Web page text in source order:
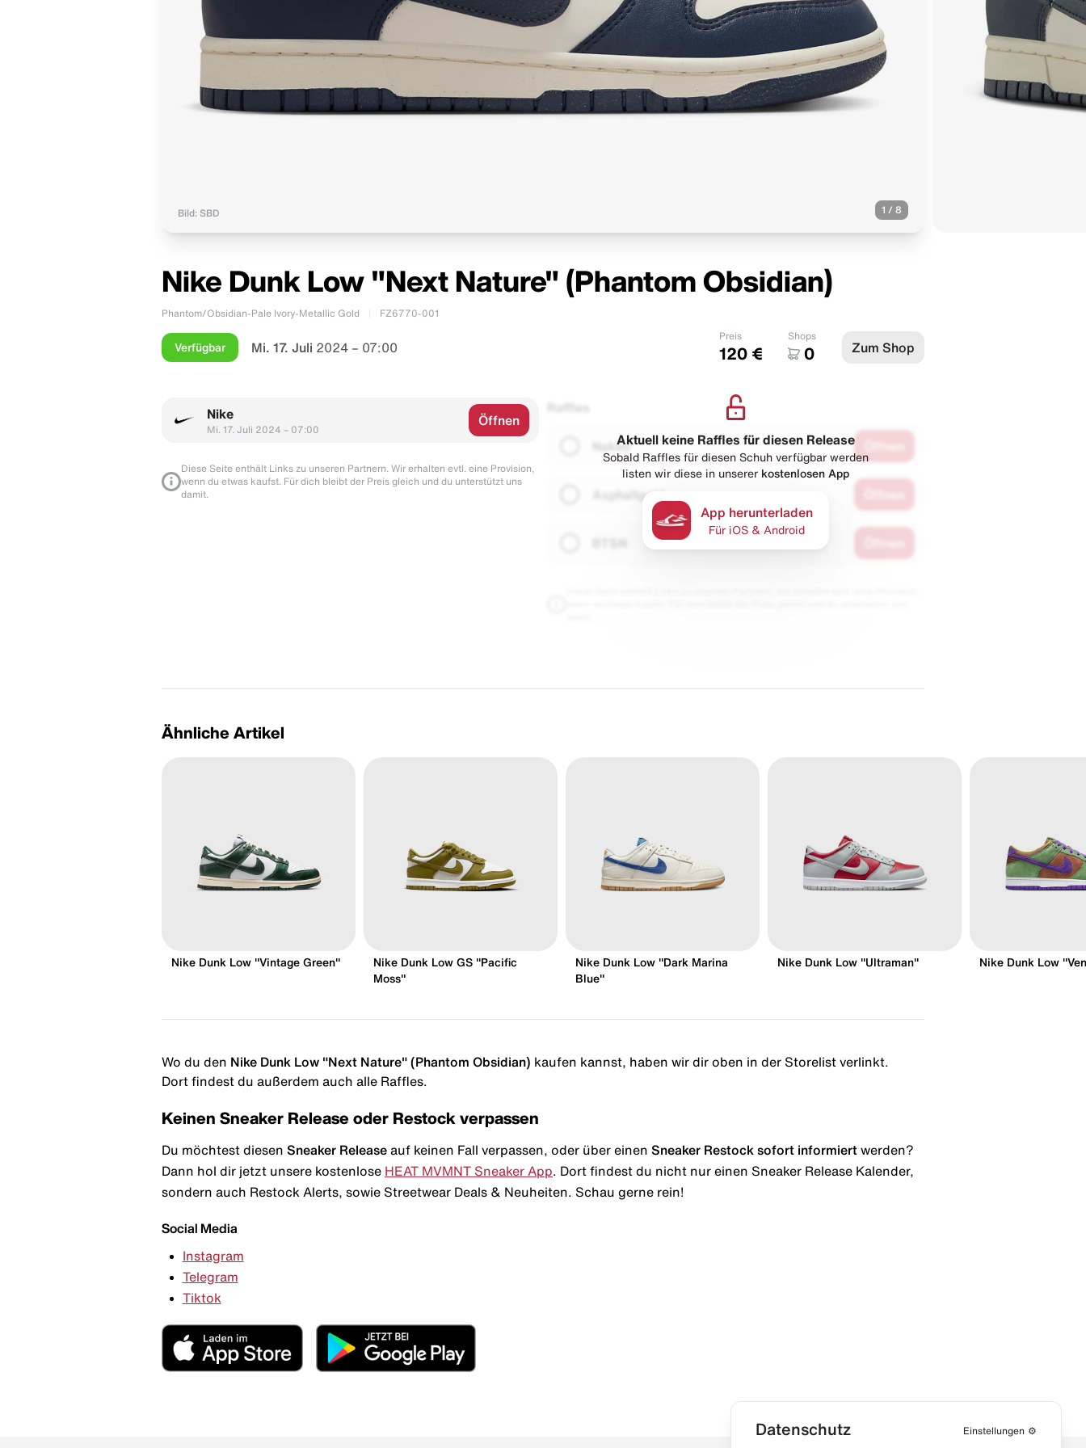
Bild: SBD 1 / 8
Nike Dunk Low "Next Nature" (Phantom Obsidian)
Phantom/Obsidian-Pale Ivory-Metallic Gold FZ6770-001
Verfügbar Mi. 17. Juli 2024 – 07:00
Preis
120 €
Shops
0 Zum Shop
Nike
Mi. 17. Juli 2024 – 07:00
Öffnen
Diese Seite enthält Links zu unseren Partnern. Wir erhalten evtl. eine Provision,
wenn du etwas kaufst. Für dich bleibt der Preis gleich und du unterstützt uns
damit.
Raffles
Naked
Asphaltgold
Aktuell keine Raffles für diesen Release
Sobald Raffles für diesen Schuh verfügbar werden
listen wir diese in unserer kostenlosen App
App herunterladen
Für iOS & Android
Ähnliche Artikel
Nike Dunk Low "Vintage Green"
Nike Dunk Low GS "Pacific
Moss"
Nike Dunk Low "Dark Marina
Blue"
Nike Dunk Low "Ultraman" Nike Dunk Low
Wo du den Nike Dunk Low "Next Nature" (Phantom Obsidian) kaufen kannst, haben wir dir oben in der Storelist verlinkt.
Dort findest du außerdem auch alle Raffles.
Keinen Sneaker Release oder Restock verpassen
Du möchtest diesen Sneaker Release auf keinen Fall verpassen, oder über einen Sneaker Restock sofort informiert werden?
Dann hol dir jetzt unsere kostenlose HEAT MVMNT Sneaker App . Dort findest du nicht nur einen Sneaker Release Kalender,
sondern auch Restock Alerts, sowie Streetwear Deals & Neuheiten. Schau gerne rein!
Social Media
Instagram
Telegram
Tiktok
Datenschutz Einstellungen ⚙️